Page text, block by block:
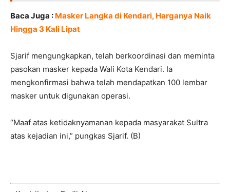
Baca Juga : Masker Langka di Kendari, Harganya Naik
Hingga 3 Kali Lipat
Sjarif mengungkapkan, telah berkoordinasi dan meminta
pasokan masker kepada Wali Kota Kendari. Ia
mengkonfirmasi bahwa telah mendapatkan 100 lembar
masker untuk digunakan operasi.
“Maaf atas ketidaknyamanan kepada masyarakat Sultra
atas kejadian ini,” pungkas Sjarif. (B)